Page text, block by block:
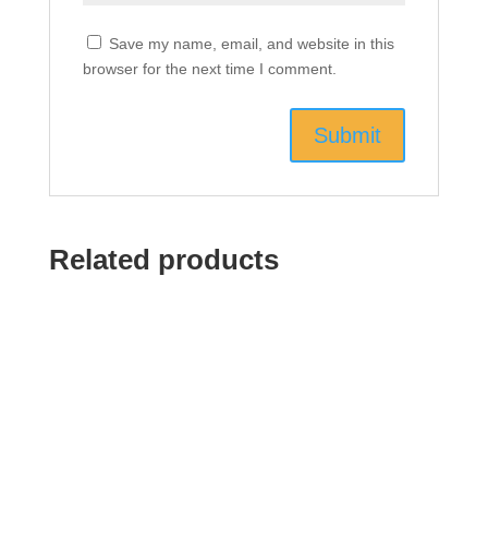
Save my name, email, and website in this
browser for the next time I comment.
Related products